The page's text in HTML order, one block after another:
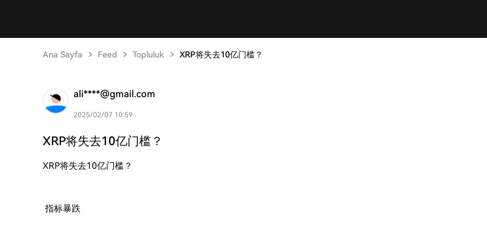
Ana Sayfa Feed Topluluk XRP将失去10亿门槛？
ali****@gmail.com
2025/02/07 10:59
XRP将失去10亿门槛？
XRP将失去10亿门槛？
指标暴跌